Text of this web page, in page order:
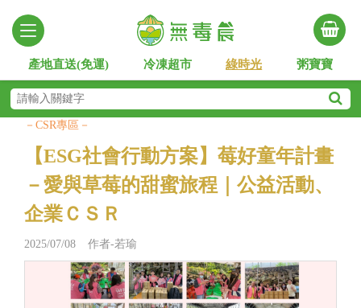
產地直送(免運) 冷凍超市 綠時光 粥寶寶
－CSR專區－
【ESG社會行動方案】莓好童年計畫
－愛與草莓的甜蜜旅程｜公益活動、
企業ＣＳＲ
2025/07/08 作者-若瑜